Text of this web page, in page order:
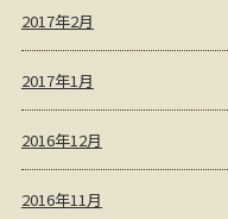
2017年2月
2017年1月
2016年12月
2016年11月